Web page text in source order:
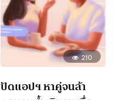
210
ปัดแอปฯ หาคู่จนล้า